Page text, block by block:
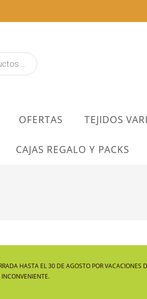
OFERTAS TEJIDOS
CAJAS REGALO Y PACKS
HASTA EL 30 DE AGOSTO POR VACACIONES